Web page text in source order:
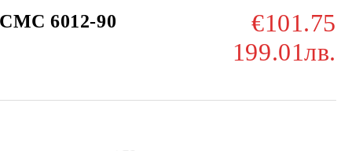
6012-90
€101.75
199.01лв.